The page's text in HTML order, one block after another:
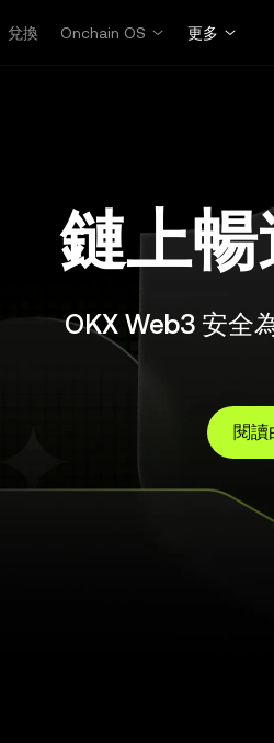
兌換 Onchain OS 更多
鏈上
OKX Web3 安全
閱讀